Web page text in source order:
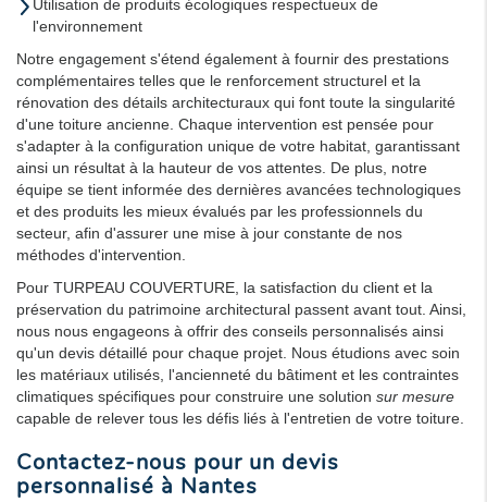
Utilisation de produits écologiques respectueux de
l'environnement
Notre engagement s'étend également à fournir des prestations
complémentaires telles que le renforcement structurel et la
rénovation des détails architecturaux qui font toute la singularité
d'une toiture ancienne. Chaque intervention est pensée pour
s'adapter à la configuration unique de votre habitat, garantissant
ainsi un résultat à la hauteur de vos attentes. De plus, notre
équipe se tient informée des dernières avancées technologiques
et des produits les mieux évalués par les professionnels du
secteur, afin d'assurer une mise à jour constante de nos
méthodes d'intervention.
Pour TURPEAU COUVERTURE, la satisfaction du client et la
préservation du patrimoine architectural passent avant tout. Ainsi,
nous nous engageons à offrir des conseils personnalisés ainsi
qu'un devis détaillé pour chaque projet. Nous étudions avec soin
les matériaux utilisés, l'ancienneté du bâtiment et les contraintes
climatiques spécifiques pour construire une solution sur mesure
capable de relever tous les défis liés à l'entretien de votre toiture.
Contactez-nous pour un devis
personnalisé à Nantes